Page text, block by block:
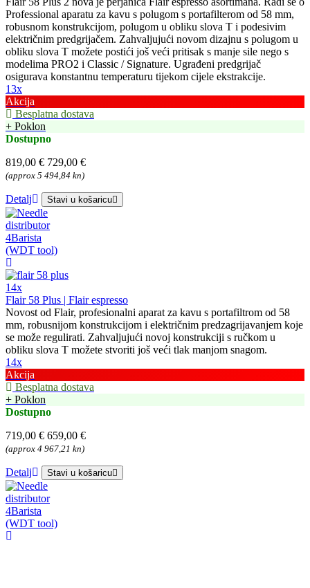
Professional aparatu za kavu s polugom s portafilterom od 58 mm,
robusnom konstrukcijom, polugom u obliku slova T i podesivim
električnim predgrijačem. Zahvaljujući novom dizajnu s polugom u
obliku slova T možete postići još veći pritisak s manje sile nego s
modelima PRO2 i Classic / Signature. Ugrađeni predgrijač
osigurava konstantnu temperaturu tijekom cijele ekstrakcije.
13x
Akcija
Besplatna dostava
+ Poklon
Dostupno
819,00 € 729,00 €
(approx 5 494,84 kn)
Detalj Stavi u košaricu
14x
Flair 58 Plus | Flair espresso
Novost od Flair, profesionalni aparat za kavu s portafiltrom od 58
mm, robusnijom konstrukcijom i električnim predzagrijavanjem koje
se može regulirati. Zahvaljujući novoj konstrukciji s ručkom u
obliku slova T možete stvoriti još veći tlak manjom snagom.
14x
Akcija
Besplatna dostava
+ Poklon
Dostupno
719,00 € 659,00 €
(approx 4 967,21 kn)
Detalj Stavi u košaricu